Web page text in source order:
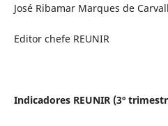
José Ribamar Marques de
Editor chefe REUNIR
Indicadores REUNIR (3º